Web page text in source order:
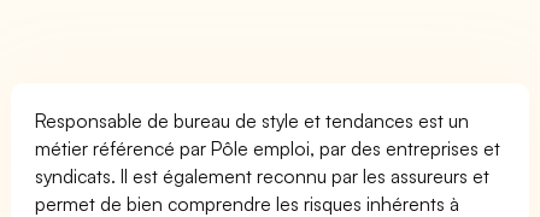
Responsable de bureau de style et tendances est un
métier référencé par Pôle emploi, par des entreprises et
syndicats. Il est également reconnu par les assureurs et
permet de bien comprendre les risques inhérents à